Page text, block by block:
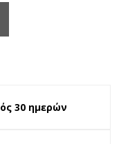
30 ημερών